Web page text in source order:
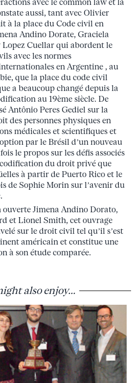
aussi, tant avec Olivier
à la place du Code civil en
Andino Dorate, Graciela
Lopez Cuellar qui abordent le
avec les normes
en Argentine , au
que la place du code civil
a beaucoup changé depuis la
au 19ème siècle. De
Antônio Peres Gediel sur la
des personnes physiques en
médicales et scientifiques et
par le Brésil d’un nouveau
le propos sur les défis associés
du droit privé que
à partir de Puerto Rico et le
de Sophie Morin sur l’avenir du
ouverte Jimena Andino Dorato,
et Lionel Smith, cet ouvrage
sur le droit civil tel qu’il s’est
américain et constitue une
à son étude comparée.
also enjoy...